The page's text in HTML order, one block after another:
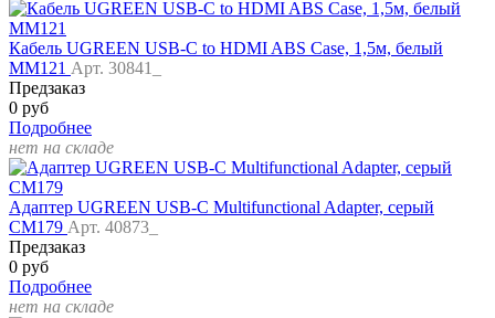
Кабель UGREEN USB-C to HDMI ABS Case, 1,5м, белый
MM121 Арт. 30841_
Предзаказ
0 руб
Подробнее
нет на складе
Адаптер UGREEN USB-C Multifunctional Adapter, серый
CM179 Арт. 40873_
Предзаказ
0 руб
Подробнее
нет на складе